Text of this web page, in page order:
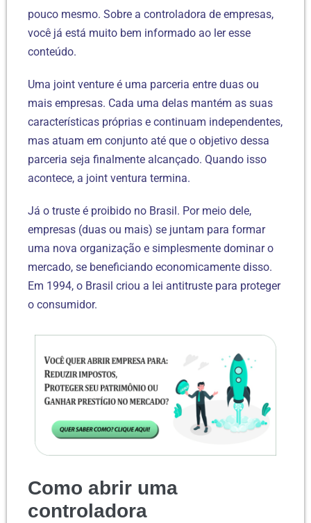
pouco mesmo. Sobre a controladora de empresas,
você já está muito bem informado ao ler esse
conteúdo.
Uma joint venture é uma parceria entre duas ou
mais empresas. Cada uma delas mantém as suas
características próprias e continuam independentes,
mas atuam em conjunto até que o objetivo dessa
parceria seja finalmente alcançado. Quando isso
acontece, a joint ventura termina.
Já o truste é proibido no Brasil. Por meio dele,
empresas (duas ou mais) se juntam para formar
uma nova organização e simplesmente dominar o
mercado, se beneficiando economicamente disso.
Em 1994, o Brasil criou a lei antitruste para proteger
o consumidor.
Como abrir uma
controladora